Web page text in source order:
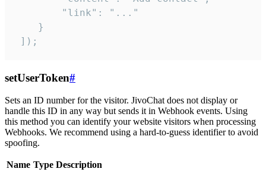
        "link": "..."
    }
]);
setUserToken#
Sets an ID number for the visitor. JivoChat does not display or
handle this ID in any way but sends it in Webhook events. Using
this method you can identify your website visitors when processing
Webhooks. We recommend using a hard-to-guess identifier to avoid
spoofing.
Name Type Description